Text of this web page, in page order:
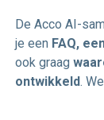
De Acco AI-
je een FAQ,
ook graag
ontwikkeld.